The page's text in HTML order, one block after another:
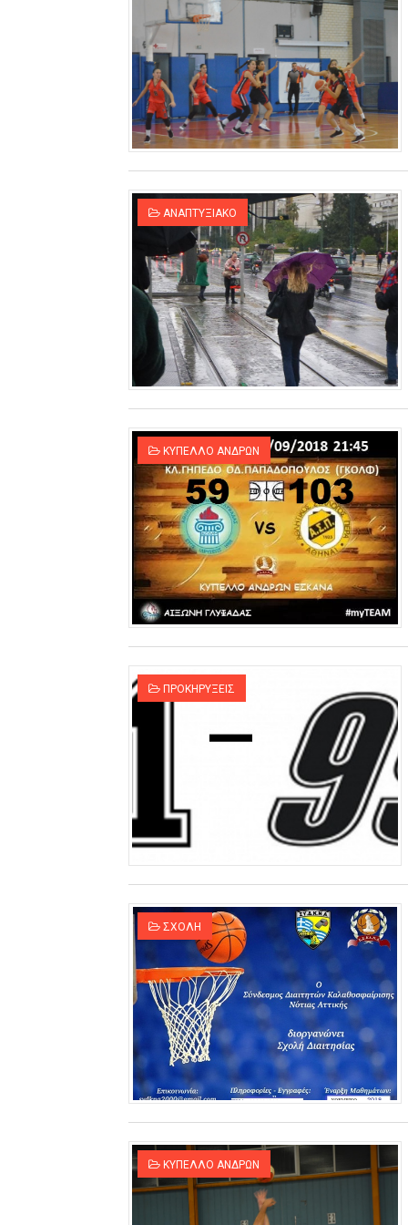
ΑΝΑΠΤΥΞΙΑΚΟ
ΚΥΠΕΛΛΟ ΑΝΔΡΩΝ
ΠΡΟΚΗΡΥΞΕΙΣ
ΣΧΟΛΗ
ΚΥΠΕΛΛΟ ΑΝΔΡΩΝ